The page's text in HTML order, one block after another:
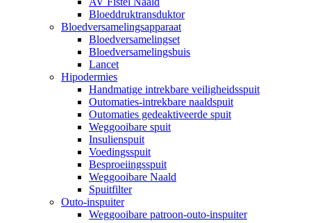
Bloeddruktransduktor
Bloedversamelingsapparaat
Bloedversamelingset
Bloedversamelingsbuis
Lancet
Hipodermies
Handmatige intrekbare veiligheidsspuit
Outomaties-intrekbare naaldspuit
Outomaties gedeaktiveerde spuit
Weggooibare spuit
Insulienspuit
Voedingsspuit
Besproeiingsspuit
Weggooibare Naald
Spuitfilter
Outo-inspuiter
Weggooibare patroon-outo-inspuiter